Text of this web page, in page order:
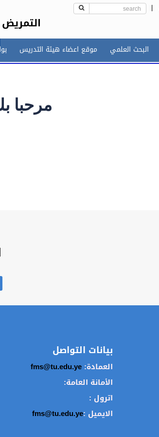
|
التمريض
البحث العلمي موقع اعضاء هيئة التدريس
مرحبا
بيانات التواصل
العمادة:fms@tu.edu.ye
الأمانة العامة:
اترول :
الايميل :fms@tu.edu.ye